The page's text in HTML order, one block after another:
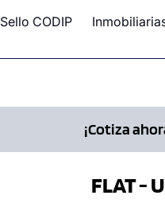
Sello CODIP
¡Cotiza
FLAT -